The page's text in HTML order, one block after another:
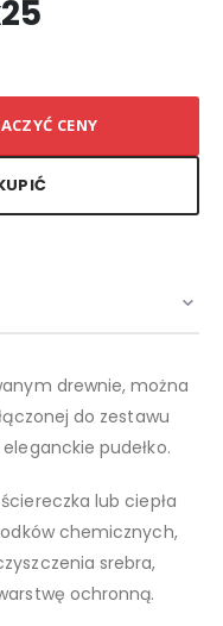
CENY
drewnie, można
do zestawu
pudełko.
lub ciepła
chemicznych,
srebra,
ochronną.